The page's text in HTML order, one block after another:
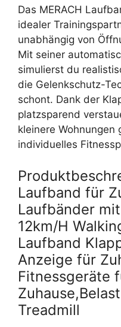
Das MERACH
idealer
unabhängig von
Mit seiner
simulierst du
die Gelenkschutz-
schont. Dank der
platzsparend
kleinere
individuelles
Laufband für
Laufbänder
12km/H
Laufband
Anzeige für
Fitnessgeräte
Treadmill